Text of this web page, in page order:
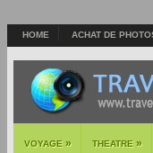
HOME ACHAT DE
VOYAGE » THEATRE »